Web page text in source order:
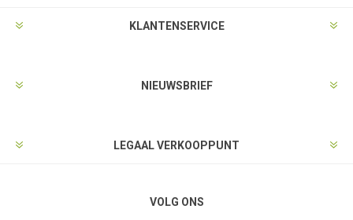
KLANTENSERVICE
NIEUWSBRIEF
LEGAAL VERKOOPPUNT
VOLG ONS